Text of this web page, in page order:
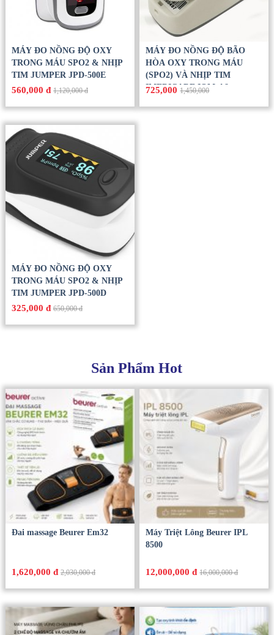
MÁY ĐO NỒNG ĐỘ OXY
TRONG MÁU SPO2 & NHỊP
TIM JUMPER JPD-500E
560,000 đ 1,120,000 đ
MÁY ĐO NỒNG ĐỘ BÃO
HÒA OXY TRONG MÁU
(SPO2) VÀ NHỊP TIM
IMEDICARE IOM-A8
725,0001,450,000
MÁY ĐO NỒNG ĐỘ OXY
TRONG MÁU SPO2 & NHỊP
TIM JUMPER JPD-500D
325,000 đ 650,000 đ
Sản Phẩm Hot
Đai massage Beurer Em32
1,620,000 đ 2,030,000 đ
Máy Triệt Lông Beurer IPL
8500
12,000,000 đ 16,000,000 đ